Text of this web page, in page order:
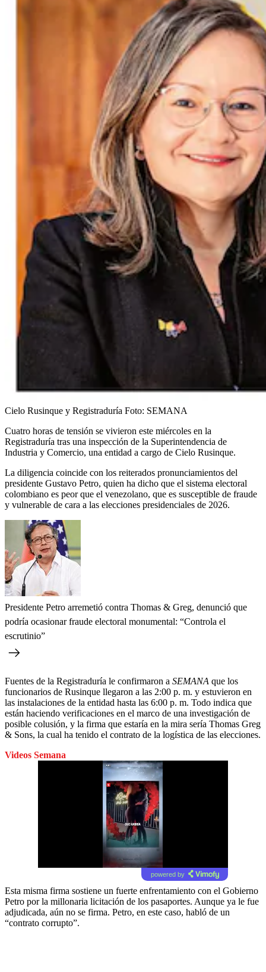
Cielo Rusinque y Registraduría Foto: SEMANA
Cuatro horas de tensión se vivieron este miércoles en la
Registraduría tras una inspección de la Superintendencia de
Industria y Comercio, una entidad a cargo de Cielo Rusinque.
La diligencia coincide con los reiterados pronunciamientos del
presidente Gustavo Petro, quien ha dicho que el sistema electoral
colombiano es peor que el venezolano, que es susceptible de fraude
y vulnerable de cara a las elecciones presidenciales de 2026.
Presidente Petro arremetió contra Thomas & Greg, denunció que
podría ocasionar fraude electoral monumental: “Controla el
escrutinio”
Fuentes de la Registraduría le confirmaron a SEMANA que los
funcionarios de Rusinque llegaron a las 2:00 p. m. y estuvieron en
las instalaciones de la entidad hasta las 6:00 p. m. Todo indica que
están haciendo verificaciones en el marco de una investigación de
posible colusión, y la firma que estaría en la mira sería Thomas Greg
& Sons, la cual ha tenido el contrato de la logística de las elecciones.
Videos Semana
powered by
Esta misma firma sostiene un fuerte enfrentamiento con el Gobierno
Petro por la millonaria licitación de los pasaportes. Aunque ya le fue
adjudicada, aún no se firma. Petro, en este caso, habló de un
“contrato corrupto”.